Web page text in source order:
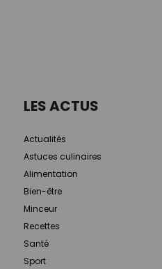
LES ACTUS
Actualités
Astuces culinaires
Alimentation
Bien-être
Minceur
Recettes
Santé
Sport